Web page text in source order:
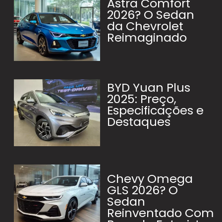
Astra Comfort
2026? O Sedan
da Chevrolet
Reimaginado
BYD Yuan Plus
2025: Preço,
Especificações e
Destaques
Chevy Omega
GLS 2026? O
Sedan
Reinventado Com